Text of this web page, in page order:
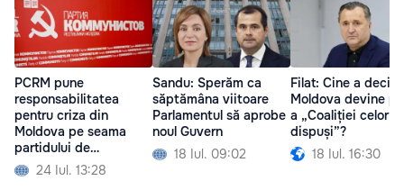
PCRM pune
responsabilitatea
pentru criza din
Moldova pe seama
partidului de
guvernare și a Maiei
Sandu
24 Iul. 13:28
Sandu: Sperăm ca
săptămâna viitoare
Parlamentul să aprobe
noul Guvern
18 Iul. 09:02
Filat: Cine a decis
Moldova devine
a „Coaliției celor
dispuși”?
18 Iul. 16:30